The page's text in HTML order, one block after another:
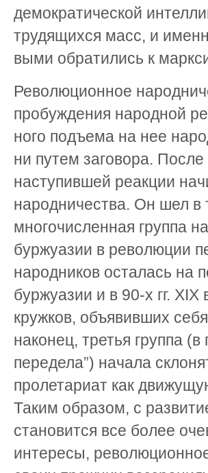
демократической
трудящихся масс, и
выми обратились к
Революционное
пробуждения народной
ного подъема на нее
ни путем заговора.
наступившей реакции
народничества. Он шел в
многочисленная группа
буржуазии в революции
народников осталась на
буржуазии и в 90-х гг.
кружков, объявивших
наконец, третья группа
передела”) начала
пролетариат как
Таким образом, с
становится все более
интересы,